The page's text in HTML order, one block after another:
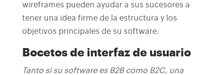
wireframes pueden ayudar a sus sucesores a
tener una idea firme de la estructura y los
objetivos principales de su software.
Bocetos de interfaz de usuario
Tanto si su software es B2B como B2C, una